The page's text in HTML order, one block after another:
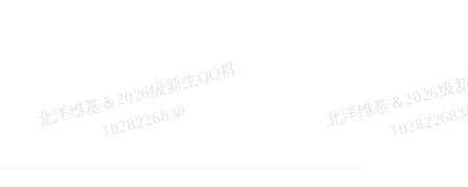
北
洋
维
基
＆
2
0
2
6
级
新
生
Q
Q
群
1
0
2
8
2
2
6
8
3
8